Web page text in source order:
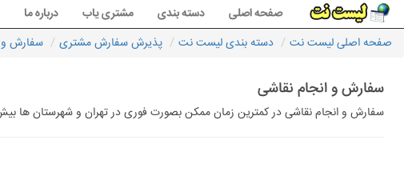
صفحه اصلی دسته بندی مشتری یاب درباره ما
صفحه اصلی لیست نت
دسته بندی لیست نت پذیرش سفارش مشتری سفارش و
سفارش و انجام نقاشی
سفارش و انجام نقاشی در کمترین زمان ممکن بصورت فوری در تهران و شهرستان ها